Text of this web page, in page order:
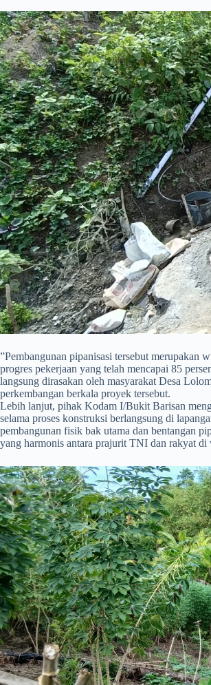
​”Pembangunan pipanisasi tersebut merupakan
progres pekerjaan yang telah mencapai 85
langsung dirasakan oleh masyarakat Desa
perkembangan berkala proyek tersebut.
​Lebih lanjut, pihak Kodam I/Bukit Barisan
selama proses konstruksi berlangsung di
pembangunan fisik bak utama dan bentangan
yang harmonis antara prajurit TNI dan rakyat di